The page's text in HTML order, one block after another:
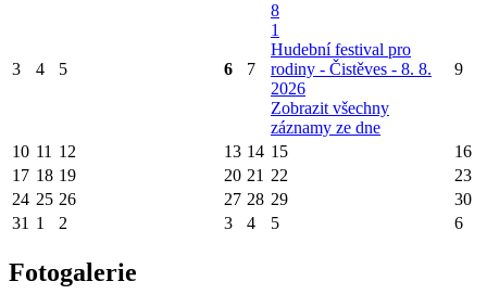
3 4 5 6 7
8
1
Hudební festival pro
rodiny - Čistěves - 8. 8.
2026
Zobrazit všechny
záznamy ze dne
9
10 11 12 13 14 15
16
17 18 19 20 21 22
23
24 25 26 27 28 29
30
31 1 2 3 4 5 6
Fotogalerie